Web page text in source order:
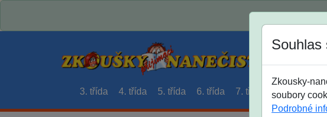
3. třída 4. třída 5. třída 6. třída 7. třída 8. třída 9.
Zkousky-
soubory
Podrobné